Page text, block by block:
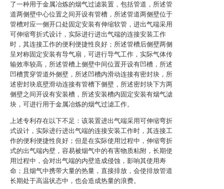
了一种用于金属冶炼的烟气过滤装置，包括管道，所述管
道两侧壁中心位置之间开设有管槽，所述管道两侧壁位于
管槽对应一侧开口处固定安装有伸缩软管，进出气端采用
可伸缩弯折式设计，实际进行进出气端的连接安装工作
时，其连接工作的便利便捷性良好；所述管槽后侧壁两侧
呈对称固定安装有导气扇，可进行导气工作，实际气体传
输效率较高，所述管槽上侧壁中间位置开设有凹槽，所述
凹槽贯穿管道外侧壁，所述凹槽内滑动连接有密封块，所
述密封块底壁滑动连接有管槽下侧壁，所述密封块下方两
侧壁之间开设有安装槽，所述安装槽内固定安装有烟气滤
块，可进行用于金属冶炼的烟气过滤工作。
上述专利存在以下不足：该装置进出气端采用可伸缩弯折
式设计，实际进行进出气端的连接安装工作时，其连接工
作的便利便捷性良好；但是在实际使用过程中，伸缩弯折
式的出气端内壁，容易被烟气中的有害物质粘附，长期使
用过程中，会对出气端的内壁造成侵蚀，影响其使用寿
命；且烟气中携带大量的热量，直接排放，会使排放管道
长期处于高温状态中，也会造成热量的浪费。